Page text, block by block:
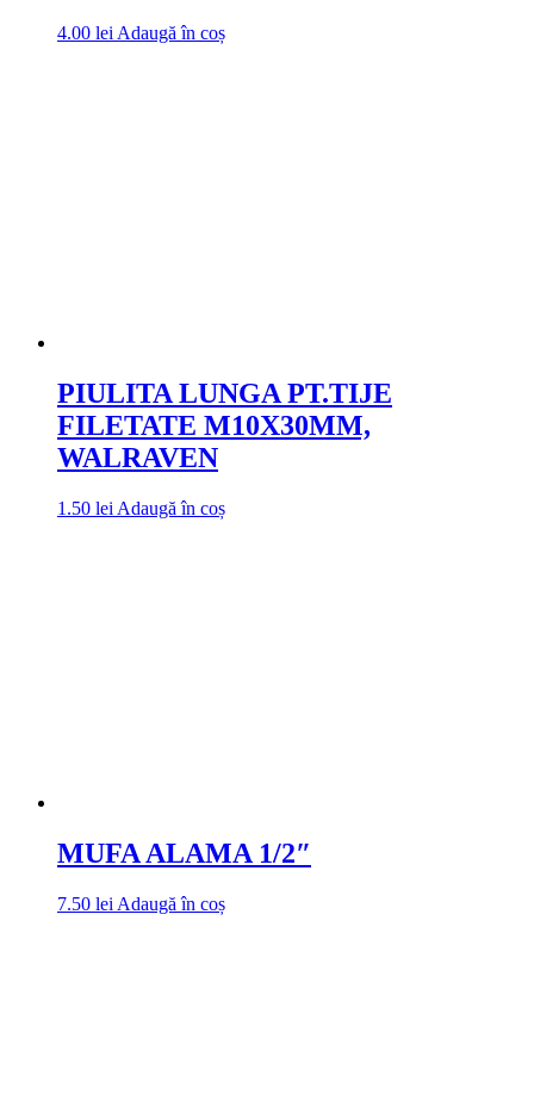
4.00 lei Adaugă în coș
PIULITA LUNGA PT.TIJE
FILETATE M10X30MM,
WALRAVEN
1.50 lei Adaugă în coș
MUFA ALAMA 1/2″
7.50 lei Adaugă în coș